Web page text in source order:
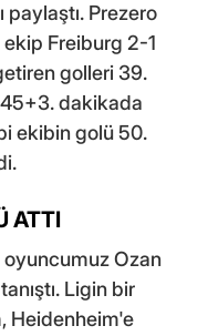
paylaştı. Prezero
Freiburg 2-1
golleri 39.
dakikada
ekibin golü 50.
ATTI
oyuncumuz Ozan
Ligin bir
Heidenheim'e